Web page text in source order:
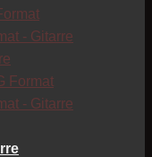
- Gitarre
Format
- Gitarre